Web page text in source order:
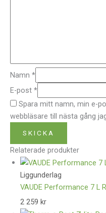
Namn *
E-post *
Spara mitt namn, min e-
webbläsare till nästa gång
Relaterade produkter
Liggunderlag
VAUDE Performance 7 L
2 259 kr